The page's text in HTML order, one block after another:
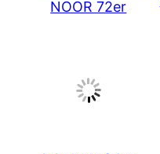
NOOR 72er